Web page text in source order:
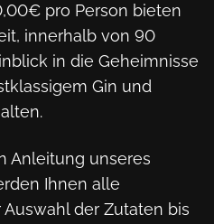
pro Person bieten
innerhalb von 90
in die Geheimnisse
Gin und
Anleitung unseres
Ihnen alle
der Zutaten bis